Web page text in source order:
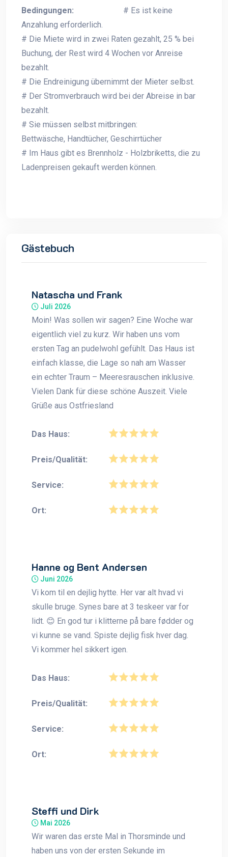
Bedingungen:
# Es ist keine
Anzahlung erforderlich.
# Die Miete wird in zwei Raten gezahlt, 25 % bei
Buchung, der Rest wird 4 Wochen vor Anreise
bezahlt.
# Die Endreinigung übernimmt der Mieter selbst.
# Der Stromverbrauch wird bei der Abreise in bar
bezahlt.
# Sie müssen selbst mitbringen:
Bettwäsche, Handtücher, Geschirrtücher
# Im Haus gibt es Brennholz - Holzbriketts, die zu
Ladenpreisen gekauft werden können.
Gästebuch
Natascha und Frank
Juli 2026
Moin! Was sollen wir sagen? Eine Woche war
eigentlich viel zu kurz. Wir haben uns vom
ersten Tag an pudelwohl gefühlt. Das Haus ist
einfach klasse, die Lage so nah am Wasser
ein echter Traum – Meeresrauschen inklusive.
Vielen Dank für diese schöne Auszeit. Viele
Grüße aus Ostfriesland
Das Haus:
Preis/Qualität:
Service:
Ort:
Hanne og Bent Andersen
Juni 2026
Vi kom til en dejlig hytte. Her var alt hvad vi
skulle bruge. Synes bare at 3 teskeer var for
lidt. 😊 En god tur i klitterne på bare fødder og
vi kunne se vand. Spiste dejlig fisk hver dag.
Vi kommer hel sikkert igen.
Das Haus:
Preis/Qualität:
Service:
Ort:
Steffi und Dirk
Mai 2026
Wir waren das erste Mal in Thorsminde und
haben uns von der ersten Sekunde im